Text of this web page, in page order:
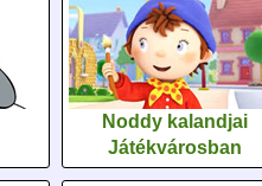
Noddy kalandjai
Játékvárosban